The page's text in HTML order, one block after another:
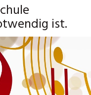
ist.